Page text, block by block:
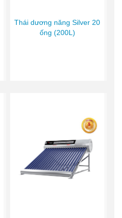
Thái dương năng Silver 20
ống (200L)